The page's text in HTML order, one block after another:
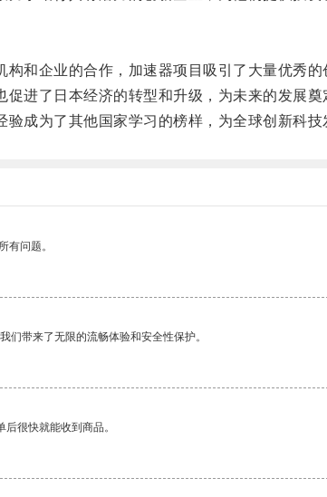
企业的合作，加速器项目吸引了大量优秀的
进了日本经济的转型和升级，为未来的发展奠
成为了其他国家学习的榜样，为全球创新科技
有问题。
们带来了无限的流畅体验和安全性保护。
很快就能收到商品。